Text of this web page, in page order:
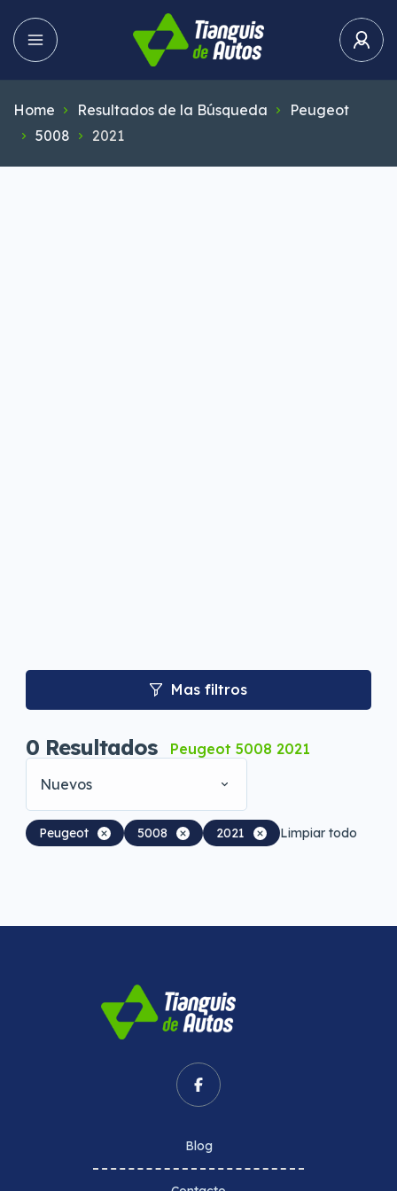
Home Resultados de la Búsqueda
Peugeot
5008
2021
Mas filtros
0 Resultados
Peugeot 5008 2021
Nuevos
Peugeot 5008 2021 Limpiar todo
Blog